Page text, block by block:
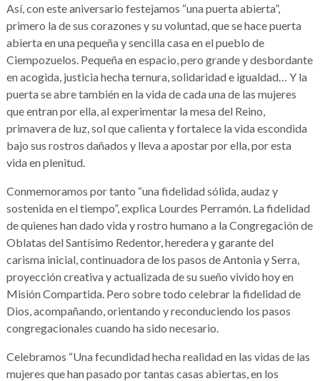
Así, con este aniversario festejamos “una puerta abierta”,
primero la de sus corazones y su voluntad, que se hace puerta
abierta en una pequeña y sencilla casa en el pueblo de
Ciempozuelos. Pequeña en espacio, pero grande y desbordante
en acogida, justicia hecha ternura, solidaridad e igualdad… Y la
puerta se abre también en la vida de cada una de las mujeres
que entran por ella, al experimentar la mesa del Reino,
primavera de luz, sol que calienta y fortalece la vida escondida
bajo sus rostros dañados y lleva a apostar por ella, por esta
vida en plenitud.
Conmemoramos por tanto “una fidelidad sólida, audaz y
sostenida en el tiempo”, explica Lourdes Perramón. La fidelidad
de quienes han dado vida y rostro humano a la Congregación de
Oblatas del Santísimo Redentor, heredera y garante del
carisma inicial, continuadora de los pasos de Antonia y Serra,
proyección creativa y actualizada de su sueño vivido hoy en
Misión Compartida. Pero sobre todo celebrar la fidelidad de
Dios, acompañando, orientando y reconduciendo los pasos
congregacionales cuando ha sido necesario.
Celebramos “Una fecundidad hecha realidad en las vidas de las
mujeres que han pasado por tantas casas abiertas, en los